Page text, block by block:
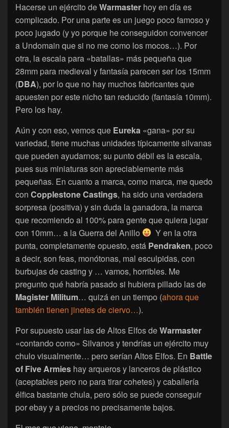
Hacerse un ejército deWarmaster hoy en día es
complicado. Por una parte es un juego poco famoso y
poco jugado (y yo porque he conseguidon convencer
a Undomain que si no me como los mocos…). Por
otra, la escala para «batallas» más pequeña que
28mm para medieval y fantasía parecen ser los 15mm
(DBA), por lo que no hay muchos fabricantes que
apuesten por este nicho tan reducido (fantasía 10mm).
Pero los hay.
Aún y con eso, vemos que Eureka «gana» por su
variedad, tiene muchas unidades típicamente silvanas
que pueden ayudarnos; su punto débil es la escala,
pues sus miniaturas son apreciablemente más
pequeñas. En cuanto a marca, como marca, me quedo
con Copplestone Castings, ha sido una verdadera
sorpresa (positiva) y sin duda la ganadora, la marca
que recomiendo al 100% para gente que quiera jugar
con 10mm… a la Guerra del Anillo
Y en la otra
punta, completamente opuesto, está Pendraken, poco
a decir, son feas, monótonas, mal esculpidas, con
burbujas de casting y … vamos, horribles. Me
pregunto qué habría pasado si hubiera pillado las de
Magister Militum… quizá en un tiempo (ahora que
también tienen jinetes de ciervo…).
Por supuesto usar las de Altos Elfos deWarmaster
«contando como» Silvanos y tendrías un ejército muy
chulo visualmente… pero serían Altos Elfos. En Battle
of Five Armies hay arqueros y lanceros de plástico
(aceptables pero no para tirar cohetes) y caballería
élfica bastante chula, pero sólo se puede conseguir
por ebay y a precios no precisamente bajos.